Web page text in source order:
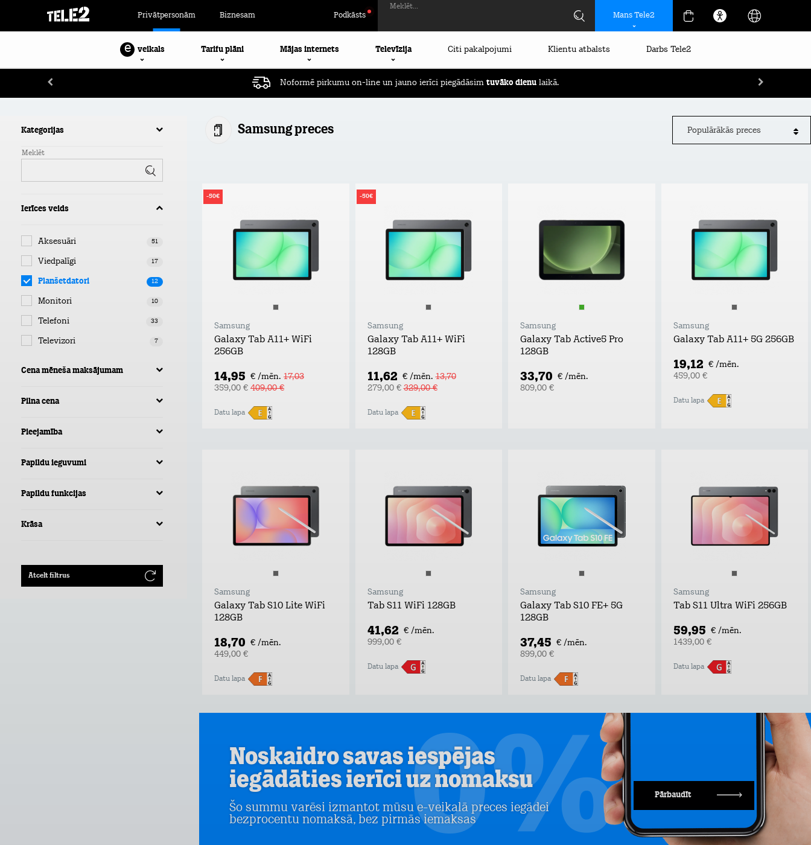
Privātpersonām Biznesam Podkāsts
Meklēt...
Mans Tele2
e veikals Tarifu plāni Mājas internets Televīzija Citi pakalpojumi Klientu atbalsts Darbs Tele2
Noformē pirkumu on-line un jauno ierīci piegādāsim tuvāko dienu laikā.
Kategorijas
Meklēt
Ierīces veids
Aksesuāri 51
Viedpalīgi 17
Planšetdatori 12
Monitori 10
Telefoni 33
Televizori 7
Cena mēneša maksājumam
Pilna cena
Pieejamība
Papildu ieguvumi
Papildu funkcijas
Krāsa
Atcelt filtrus
Samsung preces Populārākās preces
-50€
Samsung
Galaxy Tab A11+ WiFi
256GB
14,95 € /mēn. 17,03
359,00 € 409,00 €
Datu lapa
-50€
Samsung
Galaxy Tab A11+ WiFi
128GB
11,62 € /mēn. 13,70
279,00 €329,00 €
Datu lapa
Samsung
Galaxy Tab Active5 Pro
128GB
33,70 € /mēn.
809,00 €
Samsung
Galaxy Tab A11+ 5G 256GB
19,12 € /mēn.
459,00 €
Datu lapa
Samsung
Galaxy Tab S10 Lite WiFi
128GB
18,70 € /mēn.
449,00 €
Datu lapa
Samsung
Tab S11 WiFi 128GB
41,62 € /mēn.
999,00 €
Datu lapa
Samsung
Galaxy Tab S10 FE+ 5G
128GB
37,45 € /mēn.
899,00 €
Datu lapa
Samsung
Tab S11 Ultra WiFi 256GB
59,95 € /mēn.
1439,00 €
Datu lapa
Noskaidro savas iespējas
iegādāties ierīci uz nomaksu
Šo summu varēsi izmantot mūsu e-veikalā preces iegādei
bezprocentu nomaksā, bez pirmās iemaksas
Pārbaudīt